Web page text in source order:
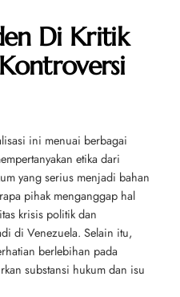
Di Kritik
ini menuai berbagai
etika dari
yang serius menjadi bahan
pihak menganggap hal
krisis politik dan
di Venezuela. Selain itu,
berlebihan pada
substansi hukum dan isu